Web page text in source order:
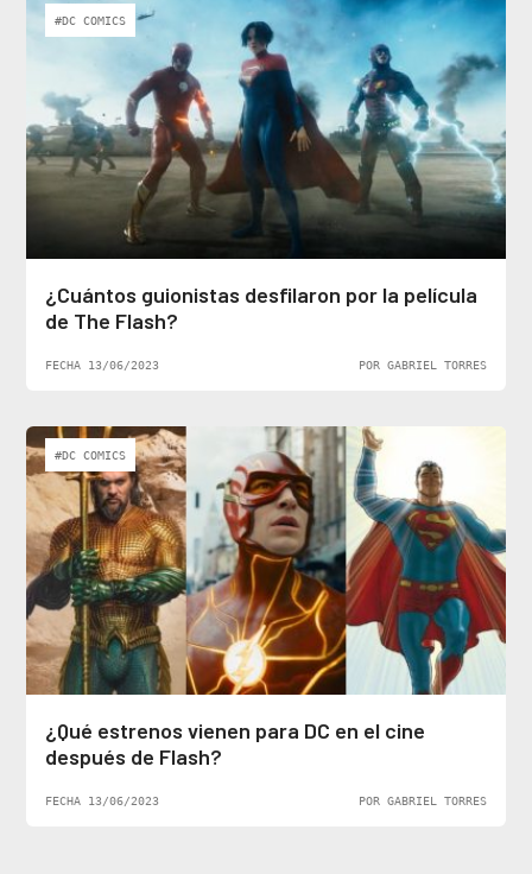
#DC COMICS
¿Cuántos guionistas desfilaron por la película
de The Flash?
FECHA 13/06/2023 POR GABRIEL TORRES
#DC COMICS
¿Qué estrenos vienen para DC en el cine
después de Flash?
FECHA 13/06/2023 POR GABRIEL TORRES